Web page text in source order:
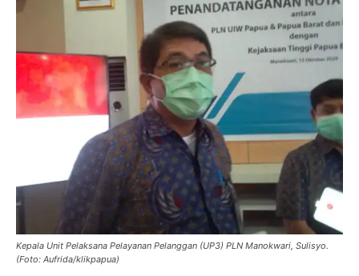
Kepala Unit Pelaksana Pelayanan Pelanggan (UP3) PLN Manokwari, Sulisyo.
(Foto: Aufrida/klikpapua)